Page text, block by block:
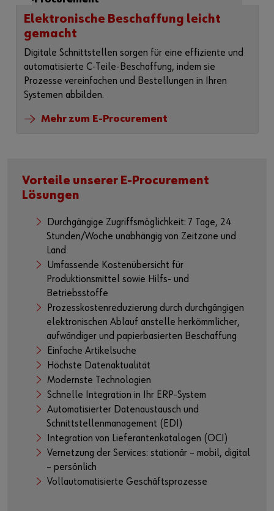
Elektronische Beschaffung leicht
gemacht
Digitale Schnittstellen sorgen für eine effiziente und
automatisierte C‑Teile‑Beschaffung, indem sie
Prozesse vereinfachen und Bestellungen in Ihren
Systemen abbilden.
Mehr zum E-Procurement
Vorteile unserer E-Procurement
Lösungen
Durchgängige Zugriffsmöglichkeit: 7 Tage, 24
Stunden/Woche unabhängig von Zeitzone und
Land
Umfassende Kostenübersicht für
Produktionsmittel sowie Hilfs- und
Betriebsstoffe
Prozesskostenreduzierung durch durchgängigen
elektronischen Ablauf anstelle herkömmlicher,
aufwändiger und papierbasierten Beschaffung
Einfache Artikelsuche
Höchste Datenaktualität
Modernste Technologien
Schnelle Integration in Ihr ERP-System
Automatisierter Datenaustausch und
Schnittstellenmanagement (EDI)
Integration von Lieferantenkatalogen (OCI)
Vernetzung der Services: stationär – mobil, digital
– persönlich
Vollautomatisierte Geschäftsprozesse